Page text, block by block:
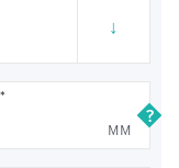
↓
мм